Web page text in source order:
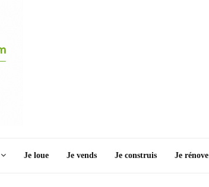
Je loue Je vends Je construis Je rénove